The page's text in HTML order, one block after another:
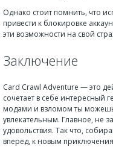
Однако стоит помнить, что
привести к блокировке
эти возможности на свой
Заключение
Card Crawl Adventure — это
сочетает в себе интересный
модами и взломом ты
увлекательным. Главное, не
удовольствия. Так что,
вперед, к новым